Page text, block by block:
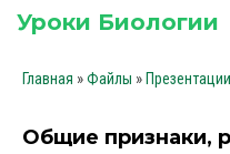
Уроки Биологии
Главная »Файлы »
Общие признаки,